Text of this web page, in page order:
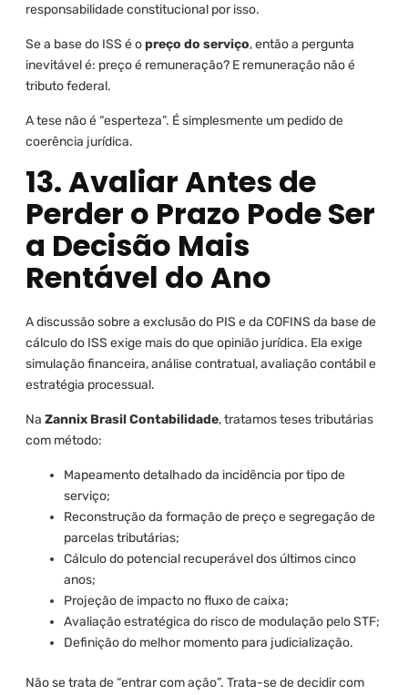
responsabilidade constitucional por isso.
Se a base do ISS é opreço do serviço, então a pergunta
inevitável é: preço é remuneração? E remuneração não é
tributo federal.
A tese não é “esperteza”. É simplesmente um pedido de
coerência jurídica.
13. Avaliar Antes de
Perder o Prazo Pode Ser
a Decisão Mais
Rentável do Ano
A discussão sobre a exclusão do PIS e da COFINS da base de
cálculo do ISS exige mais do que opinião jurídica. Ela exige
simulação financeira, análise contratual, avaliação contábil e
estratégia processual.
Na Zannix Brasil Contabilidade, tratamos teses tributárias
com método:
Mapeamento detalhado da incidência por tipo de
serviço;
Reconstrução da formação de preço e segregação de
parcelas tributárias;
Cálculo do potencial recuperável dos últimos cinco
anos;
Projeção de impacto no fluxo de caixa;
Avaliação estratégica do risco de modulação pelo STF;
Definição do melhor momento para judicialização.
Não se trata de “entrar com ação”. Trata-se de decidir com